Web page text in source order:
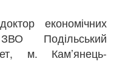
економічних
Подільський
м. Кам’янець-